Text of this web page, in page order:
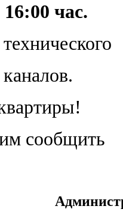
час.
сообщить